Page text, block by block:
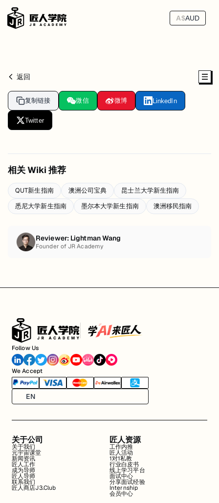
A$AUD
返回
复制链接 微信 微博 LinkedIn
Twitter
相关 Wiki 推荐
QUT新生指南 澳洲公司宝典
昆士兰大学新生指南
悉尼大学新生指南
墨尔本大学新生指南 澳洲移民指南
Reviewer: Lightman Wang
Founder of JR Academy
Follow Us
We Accept
EN
关于公司
关于我们
元宇宙课堂
新闻资讯
匠人工作
成为导师
匠人导师
联系我们
匠人商店J3.Club
匠人资源
工作内推
匠人活动
1对1私教
行业白皮书
线上学习平台
面试中心
分享面试经验
Internship
会员中心